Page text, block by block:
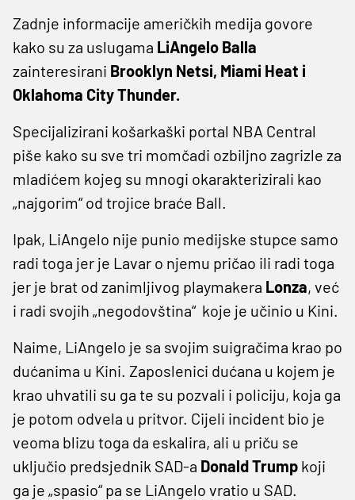
Zadnje informacije američkih medija govore
kako su za uslugama LiAngelo Balla
zainteresirani Brooklyn Netsi, Miami Heat i
Oklahoma City Thunder.
Specijalizirani košarkaški portal NBA Central
piše kako su sve tri momčadi ozbiljno zagrizle za
mladićem kojeg su mnogi okarakterizirali kao
„najgorim“ od trojice braće Ball.
Ipak, LiAngelo nije punio medijske stupce samo
radi toga jer je Lavar o njemu pričao ili radi toga
jer je brat od zanimljivog playmakera Lonza, već
i radi svojih „negodovština“ koje je učinio u Kini.
Naime, LiAngelo je sa svojim suigračima krao po
dućanima u Kini. Zaposlenici dućana u kojem je
krao uhvatili su ga te su pozvali i policiju, koja ga
je potom odvela u pritvor. Cijeli incident bio je
veoma blizu toga da eskalira, ali u priču se
uključio predsjednik SAD-a Donald Trump koji
ga je „spasio“ pa se LiAngelo vratio u SAD.